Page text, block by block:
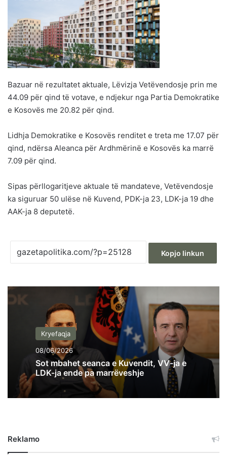
Bazuar në rezultatet aktuale, Lëvizja Vetëvendosje prin me
44.09 për qind të votave, e ndjekur nga Partia Demokratike
e Kosovës me 20.82 për qind.
Lidhja Demokratike e Kosovës renditet e treta me 17.07 për
qind, ndërsa Aleanca për Ardhmërinë e Kosovës ka marrë
7.09 për qind.
Sipas përllogaritjeve aktuale të mandateve, Vetëvendosje
ka siguruar 50 ulëse në Kuvend, PDK-ja 23, LDK-ja 19 dhe
AAK-ja 8 deputetë.
Kopjo linkun
Kryefaqja
08/06/2026
Sot mbahet seanca e Kuvendit, VV-ja e
LDK-ja ende pa marrëveshje
Reklamo